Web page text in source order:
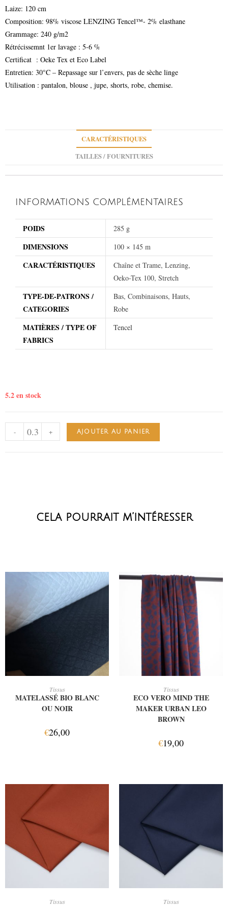
Laize: 120 cm
Composition: 98% viscose LENZING Tencel™- 2% elasthane
Grammage: 240 g/m2
Rétrécissemnt 1er lavage : 5-6 %
Certificat : Oeke Tex et Eco Label
Entretien: 30°C – Repassage sur l’envers, pas de sèche linge
Utilisation : pantalon, blouse , jupe, shorts, robe, chemise.
CARACTÉRISTIQUES
TAILLES / FOURNITURES
INFORMATIONS COMPLÉMENTAIRES
POIDS 285 g
DIMENSIONS 100 × 145 m
CARACTÉRISTIQUES
Chaîne et Trame, Lenzing,
Oeko-Tex 100, Stretch
TYPE-DE-PATRONS /
CATEGORIES
Bas, Combinaisons, Hauts,
Robe
MATIÈRES / TYPE OF
FABRICS
Tencel
5.2 en stock
- + AJOUTER AU PANIER
cela pourrait m’intéresser
Tissus
MATELASSÉ BIO BLANC
OU NOIR
€26,00
Tissus
ECO VERO MIND THE
MAKER URBAN LEO
BROWN
€19,00
Tissus Tissus